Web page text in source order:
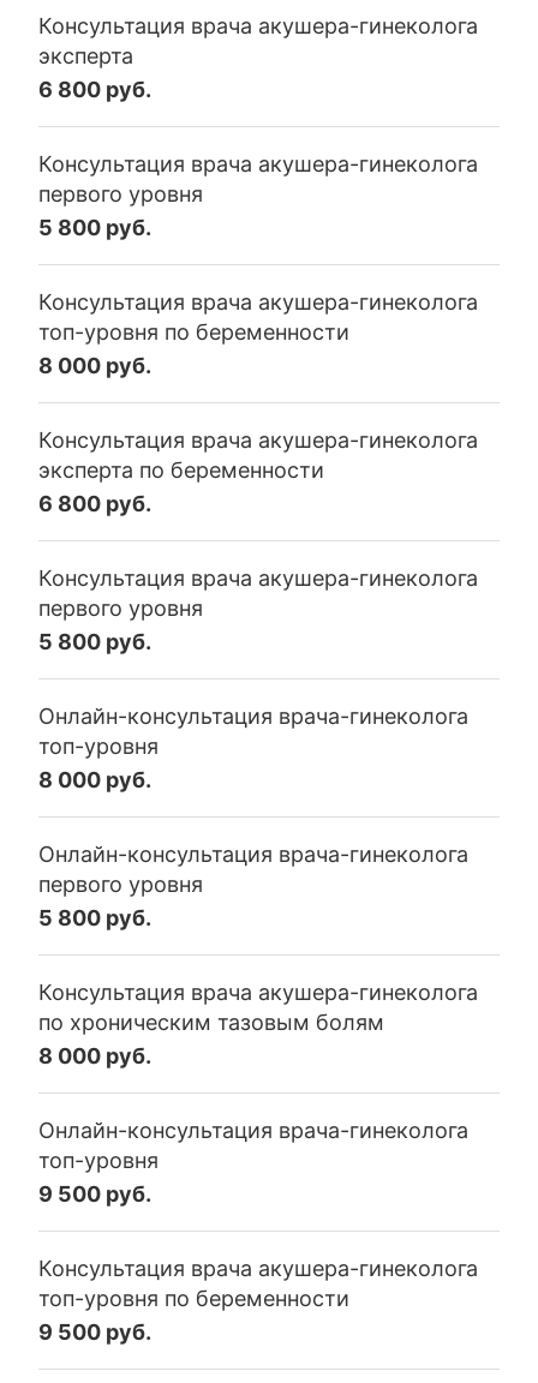
Консультация врача акушера-гинеколога
эксперта
6 800 руб.
Консультация врача акушера-гинеколога
первого уровня
5 800 руб.
Консультация врача акушера-гинеколога
топ-уровня по беременности
8 000 руб.
Консультация врача акушера-гинеколога
эксперта по беременности
6 800 руб.
Консультация врача акушера-гинеколога
первого уровня
5 800 руб.
Онлайн-консультация врача-гинеколога
топ-уровня
8 000 руб.
Онлайн-консультация врача-гинеколога
первого уровня
5 800 руб.
Консультация врача акушера-гинеколога
по хроническим тазовым болям
8 000 руб.
Онлайн-консультация врача-гинеколога
топ-уровня
9 500 руб.
Консультация врача акушера-гинеколога
топ-уровня по беременности
9 500 руб.